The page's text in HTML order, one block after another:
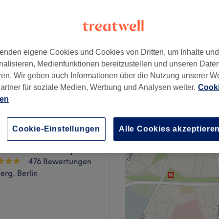
)
1 €
476 Bewertungen
Berlin
eigene Cookies und Cookies von Dritten, um Inhalte
Medienfunktionen bereitzustellen und unseren
Wir geben auch Informationen über die Nutzung unserer
für soziale Medien, Werbung und Analysen weiter.
Cookie-Einstellungen Alle Cookies akzeptieren